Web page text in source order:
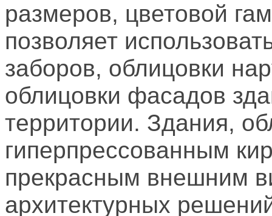
размеров, цветовой
позволяет
заборов, облицовки
облицовки фасадов
территории. Здания,
гиперпрессованным
прекрасным внешним
архитектурных